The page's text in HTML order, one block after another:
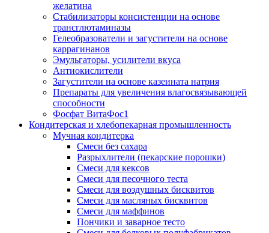
желатина
Стабилизаторы консистенции на основе
трансглютаминазы
Гелеобразователи и загустители на основе
каррагинанов
Эмульгаторы, усилители вкуса
Антиокислители
Загустители на основе казеината натрия
Препараты для увеличения влагосвязывающей
способности
Фосфат ВитаФос1
Кондитерская и хлебопекарная промышленность
Мучная кондитерка
Смеси без сахара
Разрыхлители (пекарские порошки)
Смеси для кексов
Смеси для песочного теста
Смеси для воздушных бисквитов
Смеси для масляных бисквитов
Смеси для маффинов
Пончики и заварное тесто